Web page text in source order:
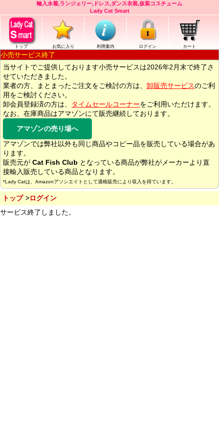
輸入水着,ランジェリー,ドレス,ダンス衣装,仮装コスチューム
Lady Cat Smart
トップ お気に入り 利用案内 ログイン カート
小売サービス終了
当サイトでご提供しております小売サービスは2026年2月末で終了さ
せていただきました。
業者の方、まとまったご注文をご検討の方は、 卸販売サービスのご利
用をご検討ください。
卸会員登録済の方は、
タイムセールコーナーをご利用いただけます。
なお、在庫商品はアマゾンにて販売継続しております。
アマゾンの売り場へ
アマゾンでは弊社以外も同じ商品やコピー品を販売している場合があ
ります。
販売元が Cat Fish Club となっている商品が弊社がメーカーより直
接輸入販売している商品となります。
*Lady Catは、Amazonアソシエイトとして適格販売により収入を得ています。
トップ
ログイン
サービス終了しました。